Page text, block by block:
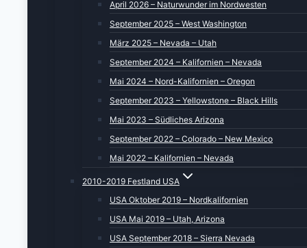
April 2026 – Naturwunder im Nordwesten
September 2025 – West Washington
März 2025 – Nevada – Utah
September 2024 – Kalifornien – Nevada
Mai 2024 – Nord-Kalifornien – Oregon
September 2023 – Yellowstone – Black Hills
Mai 2023 – Südliches Arizona
September 2022 – Colorado – New Mexico
Mai 2022 – Kalifornien – Nevada
2010-2019 Festland USA
USA Oktober 2019 – Nordkalifornien
USA Mai 2019 – Utah, Arizona
USA September 2018 – Sierra Nevada